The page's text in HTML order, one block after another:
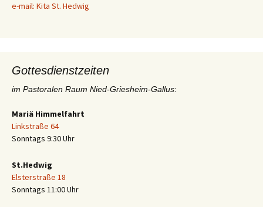
e-mail: Kita St. Hedwig
Gottesdienstzeiten
im Pastoralen Raum Nied-Griesheim-Gallus:
Mariä Himmelfahrt
Linkstraße 64
Sonntags 9:30 Uhr
St.Hedwig
Elsterstraße 18
Sonntags 11:00 Uhr